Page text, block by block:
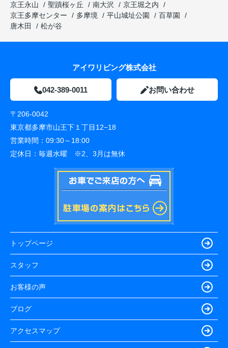
京王永山
聖蹟桜ヶ丘 南大沢
京王堀之内
京王多摩センター
多摩境 平山城址公園
百草園
唐木田
松が谷
アイワリビング株式会社
042-389-0011 お問い合わせ
〒206-0042
東京都多摩市山王下１丁目12−18
営業時間： 09:30～18:00
定休日： 毎週水曜 ※2、3月は無休
トップページ
スタッフ
お客様の声
ブログ
アクセスマップ